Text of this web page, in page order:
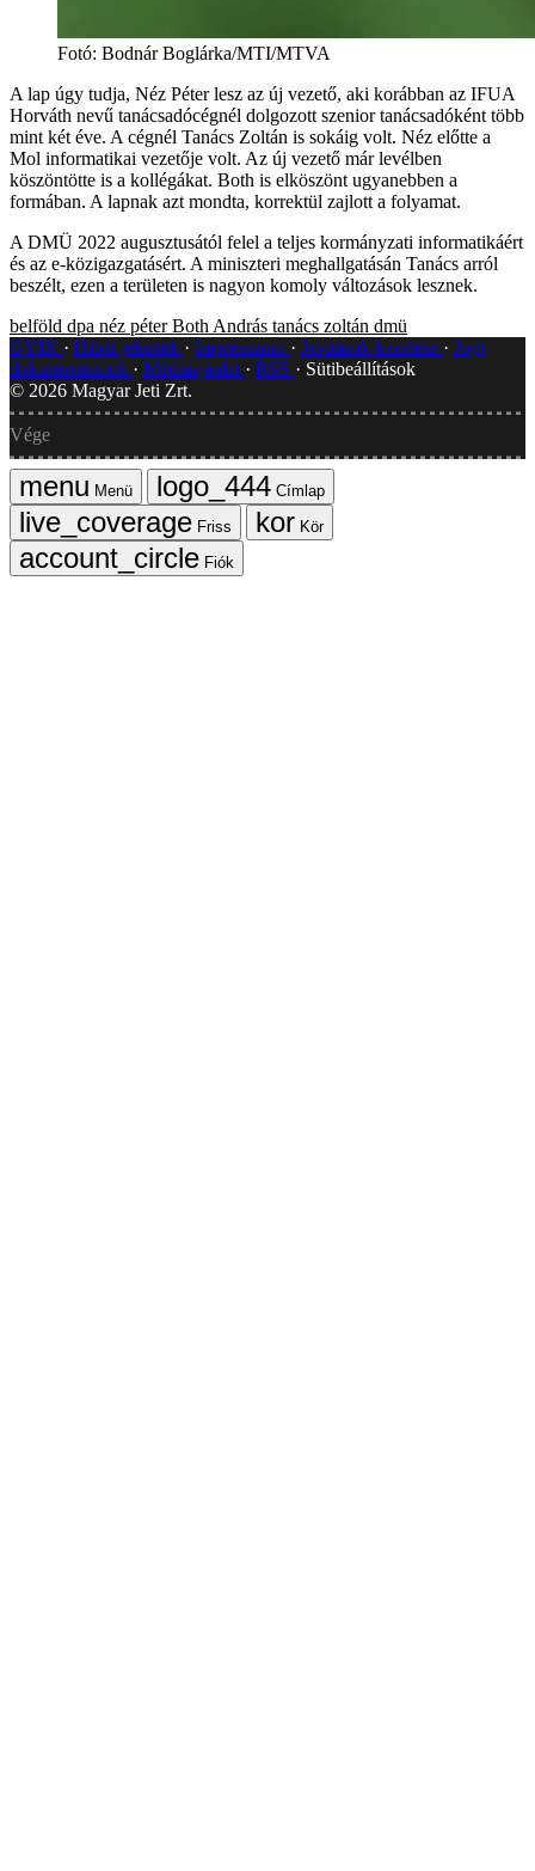
Fotó: Bodnár Boglárka/MTI/MTVA
A lap úgy tudja, Néz Péter lesz az új vezető, aki korábban az IFUA
Horváth nevű tanácsadócégnél dolgozott szenior tanácsadóként több
mint két éve. A cégnél Tanács Zoltán is sokáig volt. Néz előtte a
Mol informatikai vezetője volt. Az új vezető már levélben
köszöntötte is a kollégákat. Both is elköszönt ugyanebben a
formában. A lapnak azt mondta, korrektül zajlott a folyamat.
A DMÜ 2022 augusztusától felel a teljes kormányzati informatikáért
és az e-közigazgatásért. A miniszteri meghallgatásán Tanács arról
beszélt, ezen a területen is nagyon komoly változások lesznek.
belföld dpa néz péter Both András tanács zoltán dmü
GYIK
Hibát jelentek Impresszum Javítások kezelése
Jogi
dokumentumok
Médiaajánlat RSS
Sütibeállítások
© 2026 Magyar Jeti Zrt.
Vége
Menü
Címlap
Friss
Kör
Fiók